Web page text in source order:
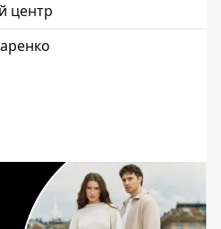
центр